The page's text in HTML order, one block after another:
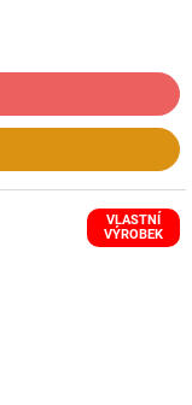
VLASTNÍ
VÝROBEK